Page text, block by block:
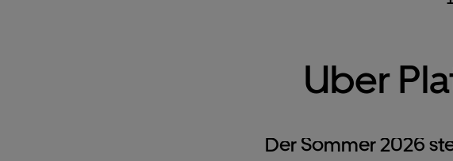
Uber
Der Sommer 2026